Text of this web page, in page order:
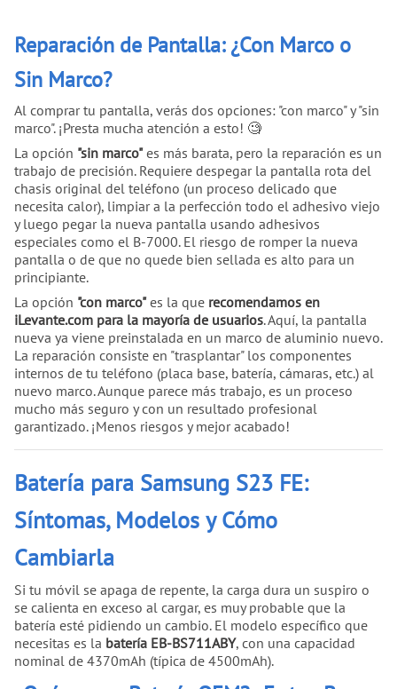
Reparación de Pantalla: ¿Con Marco o
Sin Marco?
Al comprar tu pantalla, verás dos opciones: "con marco" y "sin
marco". ¡Presta mucha atención a esto! 🧐
La opción "sin marco"es más barata, pero la reparación es un
trabajo de precisión. Requiere despegar la pantalla rota del
chasis original del teléfono (un proceso delicado que
necesita calor), limpiar a la perfección todo el adhesivo viejo
y luego pegar la nueva pantalla usando adhesivos
especiales como el B-7000. El riesgo de romper la nueva
pantalla o de que no quede bien sellada es alto para un
principiante.
La opción "con marco"es la que recomendamos en
iLevante.com para la mayoría de usuarios. Aquí, la pantalla
nueva ya viene preinstalada en un marco de aluminio nuevo.
La reparación consiste en "trasplantar" los componentes
internos de tu teléfono (placa base, batería, cámaras, etc.) al
nuevo marco. Aunque parece más trabajo, es un proceso
mucho más seguro y con un resultado profesional
garantizado. ¡Menos riesgos y mejor acabado!
Batería para Samsung S23 FE:
Síntomas, Modelos y Cómo
Cambiarla
Si tu móvil se apaga de repente, la carga dura un suspiro o
se calienta en exceso al cargar, es muy probable que la
batería esté pidiendo un cambio. El modelo específico que
necesitas es la batería EB-BS711ABY, con una capacidad
nominal de 4370mAh (típica de 4500mAh).